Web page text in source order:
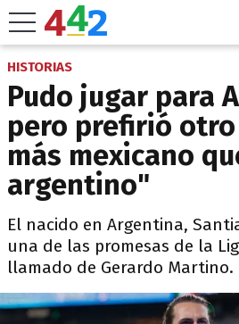
HISTORIAS
Pudo jugar para
pero prefirió otro
más mexicano
argentino"
El nacido en Argentina,
una de las promesas de la
llamado de Gerardo Martino.